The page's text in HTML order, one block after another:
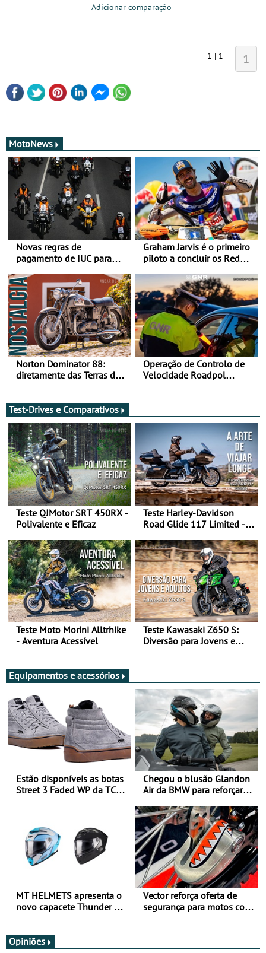
Adicionar comparação
1 | 1 1
MotoNews
Novas regras de
pagamento de IUC para
transição em 2027
Graham Jarvis é o primeiro
piloto a concluir os Red
moto elétrica
Norton Dominator 88:
diretamente das Terras de
Operação de Controlo de
Velocidade Roadpol
Test-Drives e Comparativos
Teste QJMotor SRT 450RX -
Polivalente e Eficaz
Teste Harley-Davidson
Road Glide 117 Limited - A
Teste Moto Morini Alltrhike
- Aventura Acessível
Teste Kawasaki Z650 S:
Diversão para Jovens e
Equipamentos e acessórios
Estão disponíveis as botas
Street 3 Faded WP da TCX
Chegou o blusão Glandon
Air da BMW para reforçar
verão
MT HELMETS apresenta o
novo capacete Thunder 4 R
Vector reforça oferta de
segurança para motos com
Opiniões